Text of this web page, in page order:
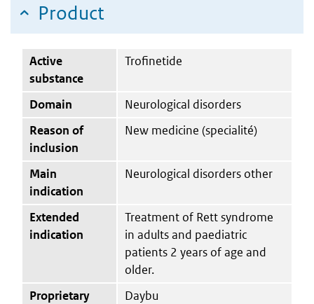
Product
Active
substance
Trofinetide
Domain
Neurological disorders
Reason of
inclusion
New medicine (specialité)
Main
indication
Neurological disorders other
Extended
indication
Treatment of Rett syndrome
in adults and paediatric
patients 2 years of age and
older.
Proprietary
Daybu